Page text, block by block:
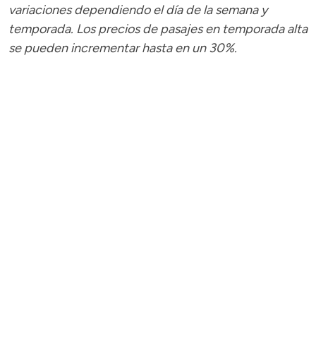
variaciones dependiendo el día de la semana y
temporada. Los precios de pasajesen temporada alta
se pueden incrementar hasta en un 30%.